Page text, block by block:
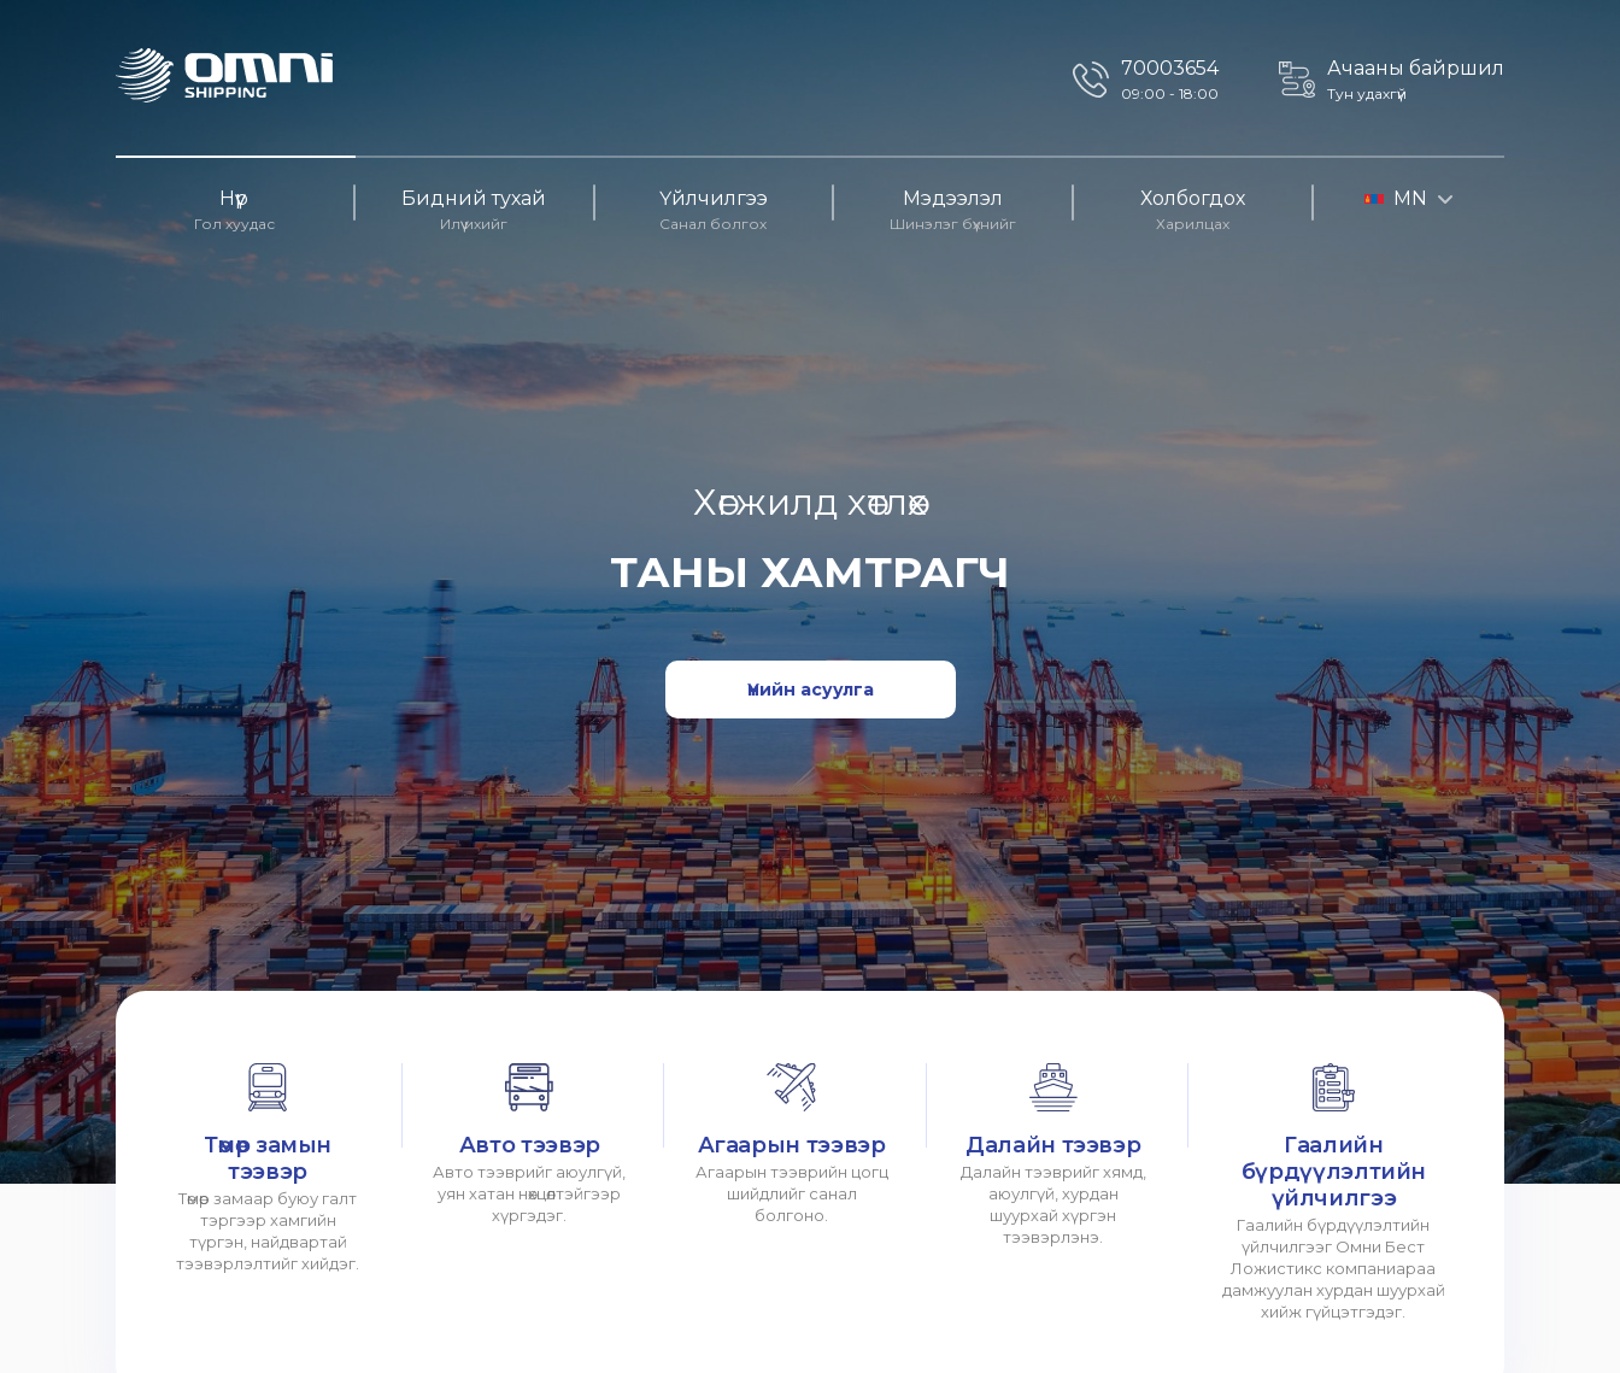
70003654
09:00 - 18:00
Ачааны байршил
Тун удахгүй
Нүүр
Гол хуудас
Бидний тухай
Илүү ихийг
Үйлчилгээ
Санал болгох
Мэдээлэл
Шинэлэг бүхнийг
Холбогдох
Харилцах
MN
Хөгжилд хөтлөх
ТАНЫ ХАМТРАГЧ
Үнийн асуулга
Төмөр замын
тээвэр
Төмөр замаар буюу галт
тэргээр хамгийн
түргэн, найдвартай
тээвэрлэлтийг хийдэг.
Авто тээвэр
Авто тээврийг аюулгүй,
уян хатан нөхцөлтэйгээр
хүргэдэг.
Агаарын тээвэр
Агаарын тээврийн цогц
шийдлийг санал
болгоно.
Далайн тээвэр
Далайн тээврийг хямд,
аюулгүй, хурдан
шуурхай хүргэн
тээвэрлэнэ.
Гаалийн
бүрдүүлэлтийн
үйлчилгээ
Гаалийн бүрдүүлэлтийн
үйлчилгээг Омни Бест
Ложистикс компаниараа
дамжуулан хурдан шуурхай
хийж гүйцэтгэдэг.